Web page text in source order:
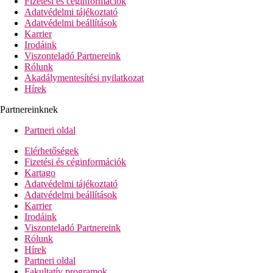
Adatvédelmi tájékoztató
Adatvédelmi beállítások
Karrier
Irodáink
Viszonteladó Partnereink
Rólunk
Akadálymentesítési nyilatkozat
Hírek
Partnereinknek
Partneri oldal
Elérhetőségek
Fizetési és céginformációk
Kartago
Adatvédelmi tájékoztató
Adatvédelmi beállítások
Karrier
Irodáink
Viszonteladó Partnereink
Rólunk
Hírek
Partneri oldal